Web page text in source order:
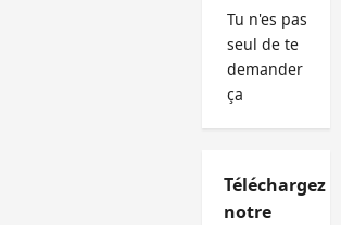
Tu n'es pas
seul de te
demander
ça
Téléchargez
notre